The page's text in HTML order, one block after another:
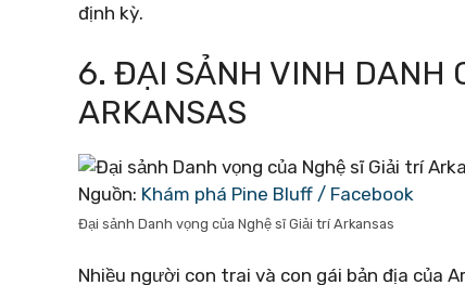
định kỳ.
6. ĐẠI SẢNH VINH DANH
ARKANSAS
Nguồn: Khám phá Pine Bluff / Facebook
Đại sảnh Danh vọng của Nghệ sĩ Giải trí Arkansas
Nhiều người con trai và con gái bản địa của